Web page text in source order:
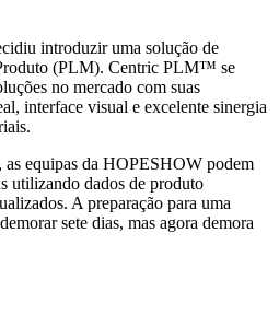
introduzir uma solução de
(PLM). Centric PLM™ se
no mercado com suas
interface visual e excelente sinergia
equipas da HOPESHOW podem
utilizando dados de produto
A preparação para uma
sete dias, mas agora demora